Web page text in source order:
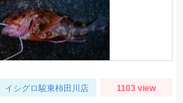
イシグロ駿東柿田川店 1103 view